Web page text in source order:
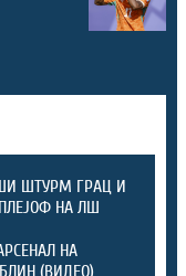
ШТУРМ ГРАЦ И
НА ЛШ
НА
(ВИДЕО)